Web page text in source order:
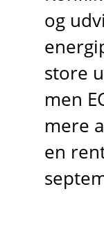
og
store
men
mere
en